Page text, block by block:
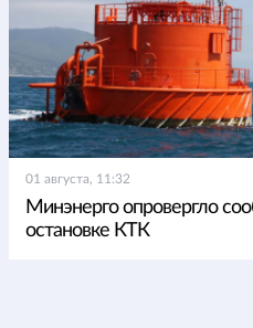
01 августа, 11:32
Минэнерго опровергло
остановке КТК